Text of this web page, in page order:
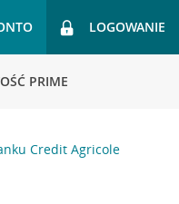
LOGOWANIE
PRIME
Credit Agricole